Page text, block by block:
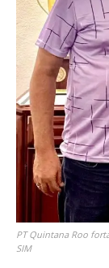
PT Quintana Roo
SIM